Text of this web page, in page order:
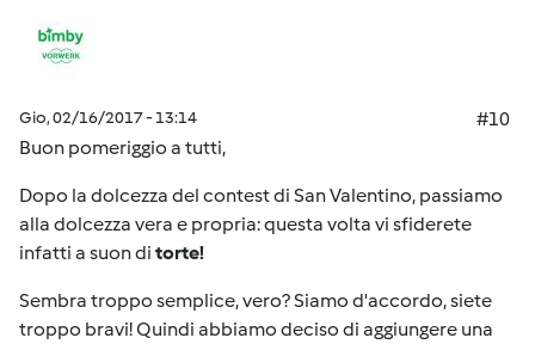
Gio, 02/16/2017 - 13:14
#10
Buon pomeriggio a tutti,
Dopo la dolcezza del contest di San Valentino, passiamo
alla dolcezza vera e propria: questa volta vi sfiderete
infatti a suon di torte!
Sembra troppo semplice, vero? Siamo d'accordo, siete
troppo bravi! Quindi abbiamo deciso di aggiungere una